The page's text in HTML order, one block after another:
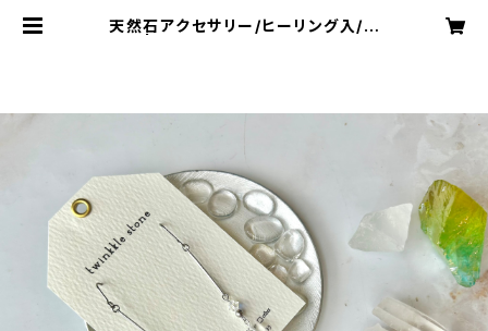
天然石アクセサリー/ヒーリング入/ピ